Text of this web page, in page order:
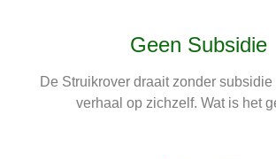
Geen Subsidie
De Struikrover draait zonder subsidie
verhaal op zichzelf. Wat is het